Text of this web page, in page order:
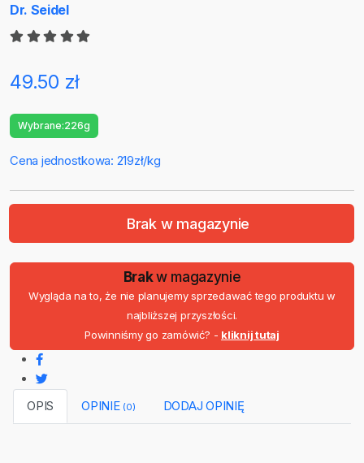
Dr. Seidel
49.50 zł
Wybrane:226g
Cena jednostkowa: 219zł/kg
Brak w magazynie
Brakw magazynie
Wygląda na to, że nie planujemy sprzedawać tego produktu w
najbliższej przyszłości.
Powinniśmy go zamówić? - kliknij tutaj
OPIS OPINIE (0) DODAJ OPINIĘ